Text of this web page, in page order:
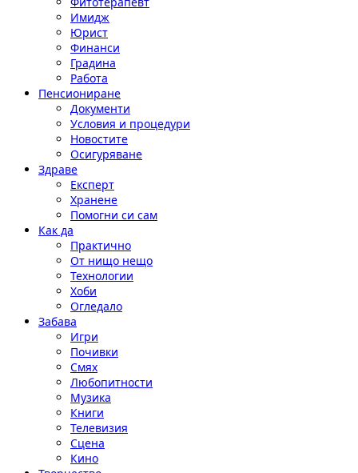
Имидж
Юрист
Финанси
Градина
Работа
Пенсиониране
Документи
Условия и процедури
Новостите
Осигуряване
Здраве
Експерт
Хранене
Помогни си сам
Как да
Практично
От нищо нещо
Технологии
Хоби
Огледало
Забава
Игри
Почивки
Смях
Любопитности
Музика
Книги
Телевизия
Сцена
Кино